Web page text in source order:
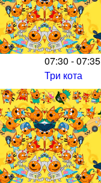
07:30 - 07:35
Три кота